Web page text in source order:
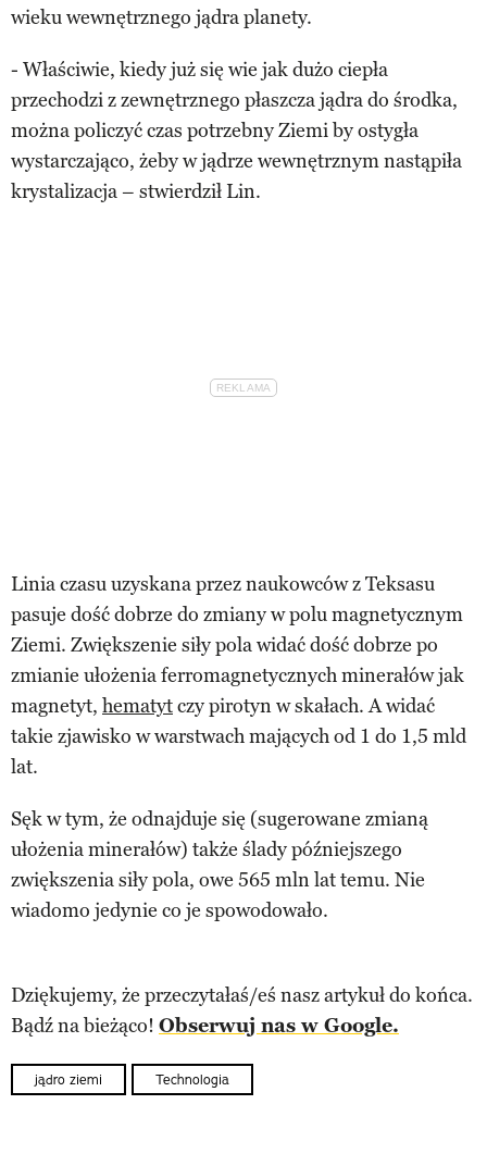
wieku wewnętrznego jądra planety.
- Właściwie, kiedy już się wie jak dużo ciepła
przechodzi z zewnętrznego płaszcza jądra do środka,
można policzyć czas potrzebny Ziemi by ostygła
wystarczająco, żeby w jądrze wewnętrznym nastąpiła
krystalizacja – stwierdził Lin.
Linia czasu uzyskana przez naukowców z Teksasu
pasuje dość dobrze do zmiany w polu magnetycznym
Ziemi. Zwiększenie siły pola widać dość dobrze po
zmianie ułożenia ferromagnetycznych minerałów jak
magnetyt, hematytczy pirotyn w skałach. A widać
takie zjawisko w warstwach mających od 1 do 1,5 mld
lat.
Sęk w tym, że odnajduje się (sugerowane zmianą
ułożenia minerałów) także ślady późniejszego
zwiększenia siły pola, owe 565 mln lat temu. Nie
wiadomo jedynie co je spowodowało.
Dziękujemy, że przeczytałaś/eś nasz artykuł do końca.
Bądź na bieżąco! Obserwuj nas w Google.
jądro ziemi Technologia